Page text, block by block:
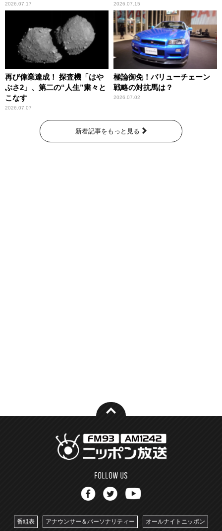
2026.07.17 2026.07.15
再び偉業達成！ 探査機「はや
ぶさ2」、第二の“人生”粛々と
こなす
2026.07.07
極論御免！バリューチェーン
戦略の対抗馬は？
2026.07.02
新着記事をもっと見る
番組表 アナウンサー＆パーソナリティー オールナイトニッポン